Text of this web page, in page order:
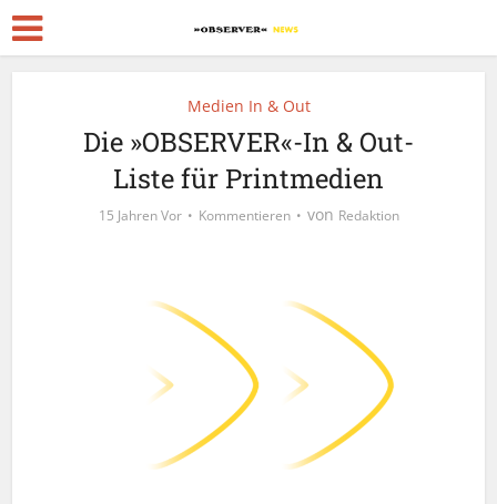
Medien In & Out
Die »OBSERVER«-In & Out-
Liste für Printmedien
15 Jahren Vor Kommentieren von Redaktion